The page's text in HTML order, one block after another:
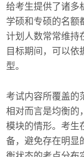
给考生提供了诸多
学硕和专硕的名额
计划人数常常维持
目标期间，可以依
型。
考试内容所覆盖的
相对而言是均衡的
模块的情形。考生
备，避免存在明显